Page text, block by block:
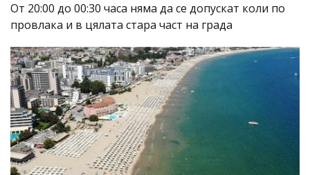
От 20:00 до 00:30 часа няма да се допускат коли по
провлака и в цялата стара част на града